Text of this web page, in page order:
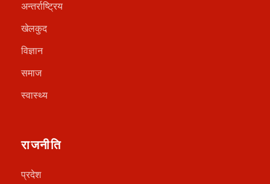
अन्तर्राष्ट्रिय
खेलकुद
विज्ञान
समाज
स्वास्थ्य
राजनीति
प्रदेश